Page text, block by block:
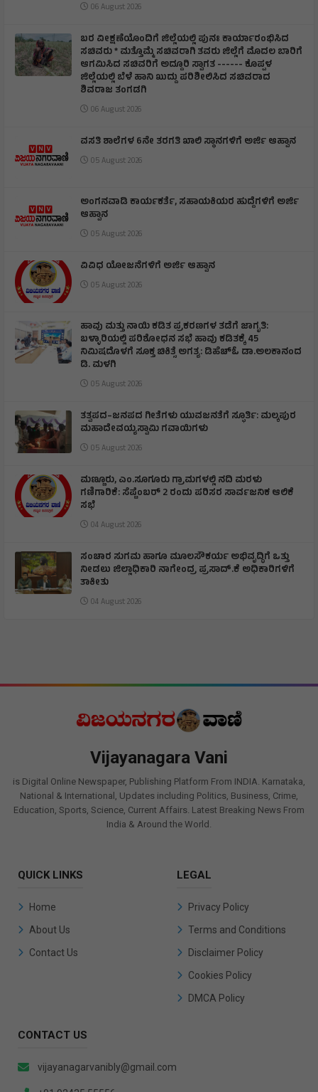
06 August 2026
ಬರ ವೀಕ್ಷಣೆಯೊಂದಿಗೆ ಜಿಲ್ಲೆಯಲ್ಲಿ ಪುನಃ ಕಾರ್ಯಾರಂಭಿಸಿದ
ಸಚಿವರು * ಮತ್ತೊಮ್ಮೆ ಸಚಿವರಾಗಿ ತವರು ಜಿಲ್ಲೆಗೆ ಮೊದಲ ಬಾರಿಗೆ
ಆಗಮಿಸಿದ ಸಚಿವರಿಗೆ ಅದ್ದೂರಿ ಸ್ವಾಗತ ------ ಕೊಪ್ಪಳ
ಜಿಲ್ಲೆಯಲ್ಲಿ ಬೆಳೆ ಹಾನಿ ಖುದ್ದು ಪರಿಶೀಲಿಸಿದ ಸಚಿವರಾದ
ಶಿವರಾಜ ತಂಗಡಗಿ
06 August 2026
ವಸತಿ ಶಾಲೆಗಳ 6ನೇ ತರಗತಿ ಖಾಲಿ ಸ್ಥಾನಗಳಿಗೆ ಅರ್ಜಿ ಆಹ್ವಾನ
05 August 2026
ಅಂಗನವಾಡಿ ಕಾರ್ಯಕರ್ತೆ, ಸಹಾಯಕಿಯರ ಹುದ್ದೆಗಳಿಗೆ ಅರ್ಜಿ
ಆಹ್ವಾನ
05 August 2026
ವಿವಿಧ ಯೋಜನೆಗಳಿಗೆ ಅರ್ಜಿ ಆಹ್ವಾನ
05 August 2026
ಹಾವು ಮತ್ತು ನಾಯಿ ಕಡಿತ ಪ್ರಕರಣಗಳ ತಡೆಗೆ ಜಾಗೃತಿ:
ಬಳ್ಳಾರಿಯಲ್ಲಿ ಪರಿಶೋಧನ ಸಭೆ ಹಾವು ಕಡಿತಕ್ಕೆ 45
ನಿಮಿಷದೊಳಗೆ ಸೂಕ್ತ ಚಿಕಿತ್ಸೆ ಅಗತ್ಯ: ಡಿಹೆಚ್‌ಓ ಡಾ.ಅಲಕಾನಂದ
ಡಿ. ಮಳಗಿ
05 August 2026
ತತ್ವಪದ–ಜನಪದ ಗೀತೆಗಳು ಯುವಜನತೆಗೆ ಸ್ಫೂರ್ತಿ: ಮಲ್ಕಪುರ
ಮಹಾದೇವಯ್ಯಸ್ವಾಮಿ ಗವಾಯಿಗಳು
05 August 2026
ಮಣ್ಣೂರು, ಎಂ.ಸೂಗೂರು ಗ್ರಾಮಗಳಲ್ಲಿ ನದಿ ಮರಳು
ಗಣಿಗಾರಿಕೆ: ಸೆಪ್ಟೆಂಬರ್ 2 ರಂದು ಪರಿಸರ ಸಾರ್ವಜನಿಕ ಆಲಿಕೆ
ಸಭೆ
04 August 2026
ಸಂಚಾರ ಸುಗಮ ಹಾಗೂ ಮೂಲಸೌಕರ್ಯ ಅಭಿವೃದ್ಧಿಗೆ ಒತ್ತು
ನೀಡಲು ಜಿಲ್ಲಾಧಿಕಾರಿ ನಾಗೇಂದ್ರ ಪ್ರಸಾದ್.ಕೆ ಅಧಿಕಾರಿಗಳಿಗೆ
ತಾಕೀತು
04 August 2026
Vijayanagara Vani
is Digital Online Newspaper, Publishing Platform From INDIA. Karnataka,
National & International, Updates including Politics, Business, Crime,
Education, Sports, Science, Current Affairs. Latest Breaking News From
India & Around the World.
QUICK LINKS
Home
About Us
Contact Us
LEGAL
Privacy Policy
Terms and Conditions
Disclaimer Policy
Cookies Policy
DMCA Policy
CONTACT US
vijayanagarvanibly@gmail.com